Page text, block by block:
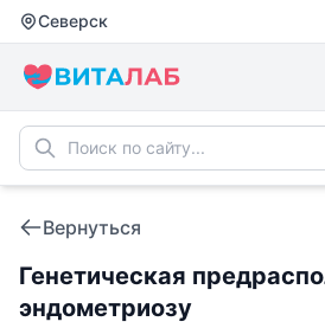
Северск
Вернуться
Генетическая
эндометриозу